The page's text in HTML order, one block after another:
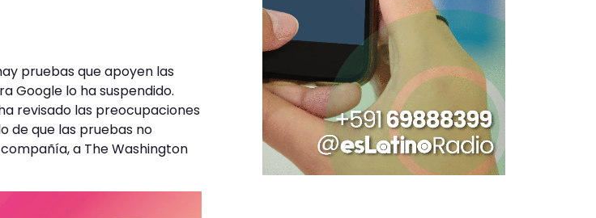
pruebas que apoyen las
Google lo ha suspendido.
revisado las preocupaciones
de que las pruebas no
a The Washington